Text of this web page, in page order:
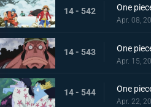
14 - 542
Apr. 08,
14 - 543
Apr. 15,
14 - 544
Apr. 22,